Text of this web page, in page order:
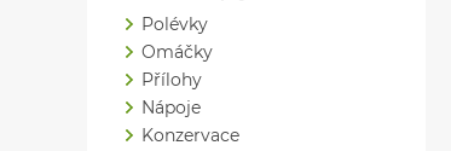
Polévky
Omáčky
Přílohy
Nápoje
Konzervace